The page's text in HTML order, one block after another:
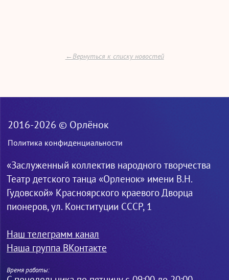
←Вернуться к списку новостей
2016-2026 © Орлёнок
Политика конфиденциальности
«Заслуженный коллектив народного творчества
Театр детского танца «Орленок» имени В.Н.
Гудовской» Красноярского краевого Дворца
пионеров, ул. Конституции СССР, 1
Наш телеграмм канал
Наша группа ВКонтакте
Время работы: